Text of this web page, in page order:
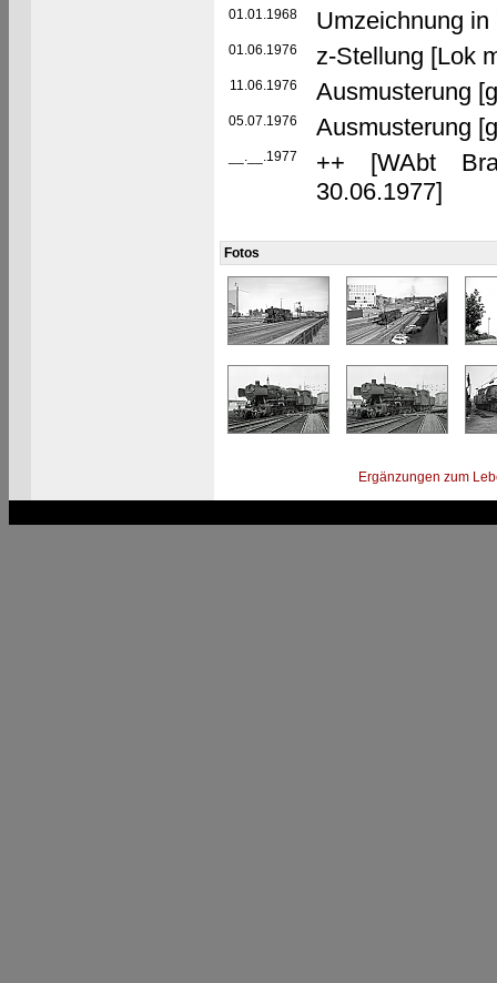
01.01.1968 Umzeichnung
01.06.1976 z-Stellung [Lok
11.06.1976 Ausmusterung
05.07.1976 Ausmusterung
__.__.1977
++ [WAbt
30.06.1977]
Fotos
Ergänzungen zum